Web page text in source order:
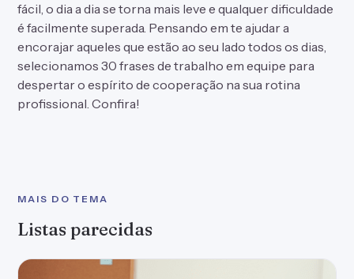
fácil, o dia a dia se torna mais leve e qualquer dificuldade
é facilmente superada. Pensando em te ajudar a
encorajar aqueles que estão ao seu lado todos os dias,
selecionamos 30 frases de trabalho em equipe para
despertar o espírito de cooperação na sua rotina
profissional. Confira!
MAIS DO TEMA
Listas parecidas